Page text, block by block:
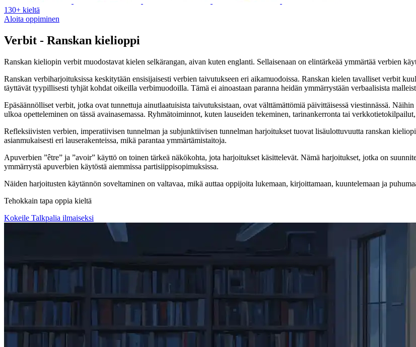
130+ kieltä
Aloita oppiminen
Verbit - Ranskan kielioppi
Ranskan kieliopin verbit muodostavat kielen selkärangan, aivan kuten englanti. Sellaisenaan on elintärkeää ymmärtää verbien
Ranskan verbiharjoituksissa keskitytään ensisijaisesti verbien taivutukseen eri aikamuodoissa. Ranskan kielen tavalliset verbit
täyttävät tyypillisesti tyhjät kohdat oikeilla verbimuodoilla. Tämä ei ainoastaan paranna heidän ymmärrystään verbaalisista
Epäsäännölliset verbit, jotka ovat tunnettuja ainutlaatuisista taivutuksistaan, ovat välttämättömiä päivittäisessä viestinnässä.
ulkoa opetteleminen on tässä avainasemassa. Ryhmätoiminnot, kuten lauseiden tekeminen, tarinankerronta tai
Refleksiivisten verbien, imperatiivisen tunnelman ja subjunktiivisen tunnelman harjoitukset tuovat lisäulottuvuutta ranskan
asianmukaisesti eri lauserakenteissa, mikä parantaa ymmärtämistaitoja.
Apuverbien ”être” ja ”avoir” käyttö on toinen tärkeä näkökohta, jota harjoitukset käsittelevät. Nämä harjoitukset, jotka on
ymmärrystä apuverbien käytöstä aiemmissa partisiippisopimuksissa.
Näiden harjoitusten käytännön soveltaminen on valtavaa, mikä auttaa oppijoita lukemaan, kirjoittamaan, kuuntelemaan ja
Tehokkain tapa oppia kieltä
Kokeile Talkpalia ilmaiseksi